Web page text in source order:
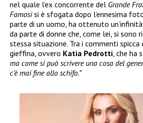
nel quale l’ex concorrente del Grande
Famosisi è sfogata dopo l’ennesima
parte di un uomo, ha ottenuto
da parte di donne che, come lei, si sono
stessa situazione. Tra i commenti spicca
gieffina, ovvero Katia Pedrotti, che ha
ma come si può scrivere una cosa del
c’è mai fine allo schifo.”